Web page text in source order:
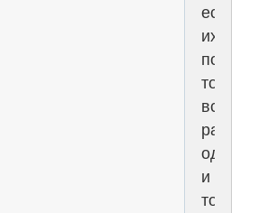
если
их
то
все
равно
одно
и
то